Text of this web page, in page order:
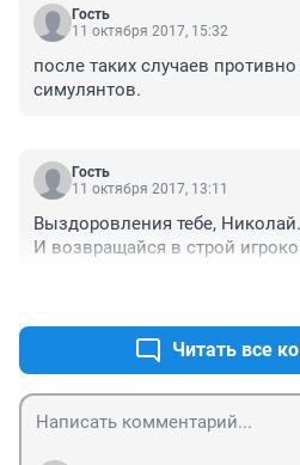
Гость
11 октября 2017, 15:32
после таких случаев
симулянтов.
Гость
11 октября 2017, 13:11
Выздоровления тебе,
И возвращайся в строй
Читать все